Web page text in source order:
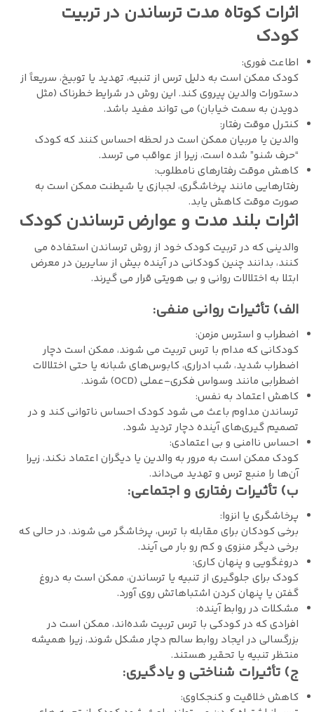
اثرات کوتاه ‌مدت ترساندن در تربیت
کودک
اطاعت فوری:
کودک ممکن است به دلیل ترس از تنبیه، تهدید یا توبیخ، سریعاً از
دستورات والدین پیروی کند. این روش در شرایط خطرناک (مثل
دویدن به سمت خیابان) می ‌تواند مفید باشد.
کنترل موقت رفتار:
والدین یا مربیان ممکن است در لحظه احساس کنند که کودک
“حرف ‌شنو” شده است، زیرا از عواقب می‌ ترسد.
کاهش موقت رفتارهای نامطلوب:
رفتارهایی مانند پرخاشگری، لجبازی یا شیطنت ممکن است به
صورت موقت کاهش یابد.
اثرات بلند مدت و عوارض ترساندن کودک
والدينی که در تربيت کودک خود از روش ترساندن استفاده می‌
کنند، بدانند چنين کودکانی در آينده بيش از سايرين در معرض
ابتلا به اختلالات روانی و بی‌ هويتی قرار می ‌گيرند.
الف) تأثیرات روانی منفی:
اضطراب و استرس مزمن:
کودکانی که مدام با ترس تربیت می ‌شوند، ممکن است دچار
اضطراب شدید، شب ‌ادراری، کابوس‌های شبانه یا حتی اختلالات
اضطرابی مانند وسواس فکری-عملی (OCD) شوند.
کاهش اعتماد به ‌نفس:
ترساندن مداوم باعث می ‌شود کودک احساس ناتوانی کند و در
تصمیم‌ گیری‌های آینده دچار تردید شود.
احساس ناامنی و بی ‌اعتمادی:
کودک ممکن است به مرور به والدین یا دیگران اعتماد نکند، زیرا
آن‌ها را منبع ترس و تهدید می‌داند.
ب) تأثیرات رفتاری و اجتماعی:
پرخاشگری یا انزوا:
برخی کودکان برای مقابله با ترس، پرخاشگر می ‌شوند، در حالی که
برخی دیگر منزوی و کم‌ رو بار می‌ آیند.
دروغگویی و پنهان ‌کاری:
کودک برای جلوگیری از تنبیه یا ترساندن، ممکن است به دروغ
گفتن یا پنهان کردن اشتباهاتش روی آورد.
مشکلات در روابط آینده:
افرادی که در کودکی با ترس تربیت شده‌اند، ممکن است در
بزرگسالی در ایجاد روابط سالم دچار مشکل شوند، زیرا همیشه
منتظر تنبیه یا تحقیر هستند.
ج) تأثیرات شناختی و یادگیری:
کاهش خلاقیت و کنجکاوی: